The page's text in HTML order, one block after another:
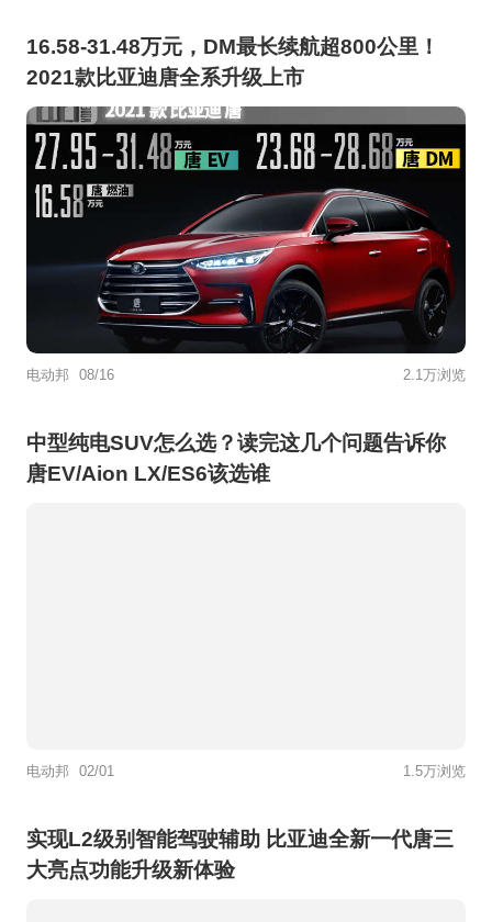
16.58-31.48万元，DM最长续航超800公里！
2021款比亚迪唐全系升级上市
电动邦 08/16 2.1万浏览
中型纯电SUV怎么选？读完这几个问题告诉你
唐EV/Aion LX/ES6该选谁
电动邦 02/01 1.5万浏览
实现L2级别智能驾驶辅助 比亚迪全新一代唐三
大亮点功能升级新体验